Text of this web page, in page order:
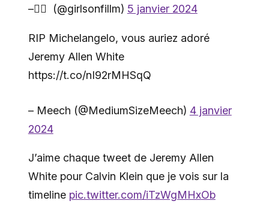
– ًً (@girlsonfillm) 5 janvier 2024
RIP Michelangelo, vous auriez adoré
Jeremy Allen White
https://t.co/nI92rMHSqQ
– Meech (@MediumSizeMeech) 4 janvier
2024
J’aime chaque tweet de Jeremy Allen
White pour Calvin Klein que je vois sur la
timeline pic.twitter.com/iTzWgMHxOb